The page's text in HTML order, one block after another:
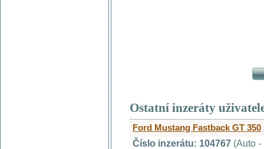
Ostatní inzeráty
Ford Mustang Fastback GT 350
Číslo inzerátu: 104767 (Auto -